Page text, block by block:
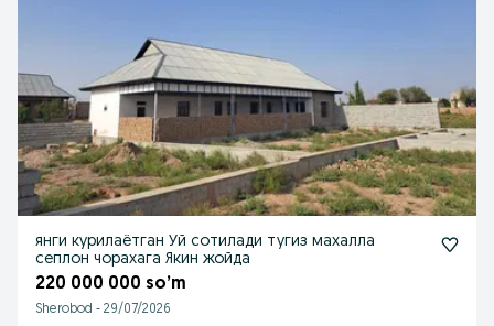
янги курилаётган Уй сотилади тугиз махалла
сеплон чорахага Якин жойда
220 000 000 so’m
Sherobod - 29/07/2026